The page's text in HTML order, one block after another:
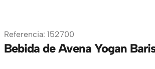
Referencia: 152700
Bebida de Avena Yogan